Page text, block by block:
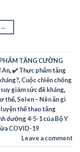
→
TĂNG CƯỜNG
An,✔️ Thực phẩm tăng
, Cuộc chiến chống
giảm sức đề kháng,
thể,Selen – Nên ăn gì
thể thao tăng
dưỡng 4-5-1 của Bộ Y
COVID-19
Leave a comment